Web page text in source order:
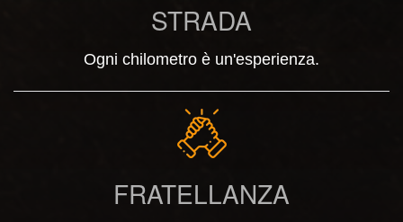
STRADA
Ogni chilometro è un'esperienza.
FRATELLANZA